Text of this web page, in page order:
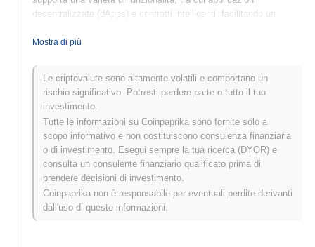
decentralizzate (dApps) e contratti intelligenti, facilitando un
TOMI, ha molteplici scopi all'interno della rete, tra cui
ai possessori di partecipare ai processi decisionali riguardanti il
futuro della piattaforma. tomiNet si distingue per il suo focus sulla
privacy degli utenti e sulla sovranità dei dati, posizionandosi
come un attore significativo nel panorama in evoluzione delle
soluzioni internet decentralizzate. Il suo impegno a creare un
ambiente resistente alla censura lo rende particolarmente
rilevante nell'era digitale odierna.
Quando e come è iniziato tomiNet?
tomiNet è nato nel novembre 2021 quando il team fondatore ha
pubblicato il proprio whitepaper, delineando la visione e il
Mostra di più
Le criptovalute sono altamente volatili e comportano un
rischio significativo. Potresti perdere parte o tutto il tuo
investimento.
Tutte le informazioni su Coinpaprika sono fornite solo a
scopo informativo e non costituiscono consulenza finanziaria
o di investimento. Esegui sempre la tua ricerca (DYOR) e
consulta un consulente finanziario qualificato prima di
prendere decisioni di investimento.
Coinpaprika non è responsabile per eventuali perdite derivanti
dall'uso di queste informazioni.